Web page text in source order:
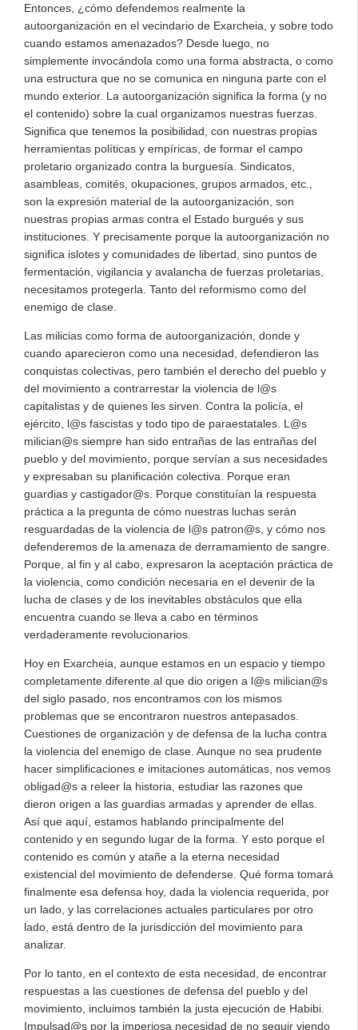
Entonces, ¿cómo defendemos realmente la
autoorganización en el vecindario de Exarcheia, y sobre todo
cuando estamos amenazados? Desde luego, no
simplemente invocándola como una forma abstracta, o como
una estructura que no se comunica en ninguna parte con el
mundo exterior. La autoorganización significa la forma (y no
el contenido) sobre la cual organizamos nuestras fuerzas.
Significa que tenemos la posibilidad, con nuestras propias
herramientas políticas y empíricas, de formar el campo
proletario organizado contra la burguesía. Sindicatos,
asambleas, comités, okupaciones, grupos armados, etc.,
son la expresión material de la autoorganización, son
nuestras propias armas contra el Estado burgués y sus
instituciones. Y precisamente porque la autoorganización no
significa islotes y comunidades de libertad, sino puntos de
fermentación, vigilancia y avalancha de fuerzas proletarias,
necesitamos protegerla. Tanto del reformismo como del
enemigo de clase.
Las milicias como forma de autoorganización, donde y
cuando aparecieron como una necesidad, defendieron las
conquistas colectivas, pero también el derecho del pueblo y
del movimiento a contrarrestar la violencia de l@s
capitalistas y de quienes les sirven. Contra la policía, el
ejército, l@s fascistas y todo tipo de paraestatales. L@s
milician@s siempre han sido entrañas de las entrañas del
pueblo y del movimiento, porque servían a sus necesidades
y expresaban su planificación colectiva. Porque eran
guardias y castigador@s. Porque constituían la respuesta
práctica a la pregunta de cómo nuestras luchas serán
resguardadas de la violencia de l@s patron@s, y cómo nos
defenderemos de la amenaza de derramamiento de sangre.
Porque, al fin y al cabo, expresaron la aceptación práctica de
la violencia, como condición necesaria en el devenir de la
lucha de clases y de los inevitables obstáculos que ella
encuentra cuando se lleva a cabo en términos
verdaderamente revolucionarios.
Hoy en Exarcheia, aunque estamos en un espacio y tiempo
completamente diferente al que dio origen a l@s milician@s
del siglo pasado, nos encontramos con los mismos
problemas que se encontraron nuestros antepasados.
Cuestiones de organización y de defensa de la lucha contra
la violencia del enemigo de clase. Aunque no sea prudente
hacer simplificaciones e imitaciones automáticas, nos vemos
obligad@s a releer la historia, estudiar las razones que
dieron origen a las guardias armadas y aprender de ellas.
Así que aquí, estamos hablando principalmente del
contenido y en segundo lugar de la forma. Y esto porque el
contenido es común y atañe a la eterna necesidad
existencial del movimiento de defenderse. Qué forma tomará
finalmente esa defensa hoy, dada la violencia requerida, por
un lado, y las correlaciones actuales particulares por otro
lado, está dentro de la jurisdicción del movimiento para
analizar.
Por lo tanto, en el contexto de esta necesidad, de encontrar
respuestas a las cuestiones de defensa del pueblo y del
movimiento, incluimos también la justa ejecución de Habibi.
Impulsad@s ​​por la imperiosa necesidad de no seguir viendo